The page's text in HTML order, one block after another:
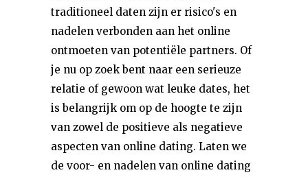
traditioneel daten zijn er risico's en
nadelen verbonden aan het online
ontmoeten van potentiële partners. Of
je nu op zoek bent naar een serieuze
relatie of gewoon wat leuke dates, het
is belangrijk om op de hoogte te zijn
van zowel de positieve als negatieve
aspecten van online dating. Laten we
de voor- en nadelen van online dating